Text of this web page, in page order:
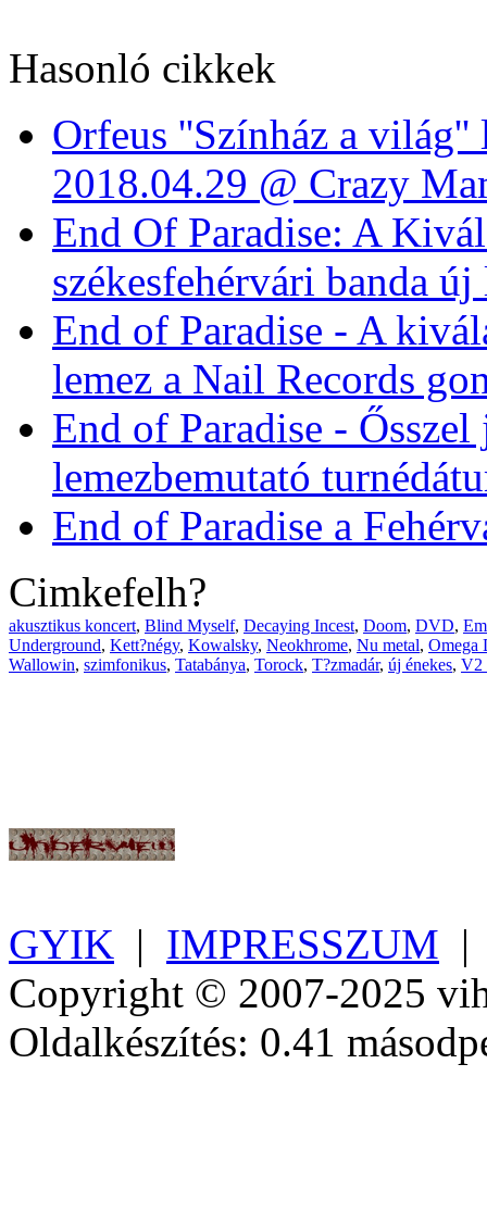
Hasonló cikkek
Orfeus ''Színház a
2018.04.29 @ Crazy
End Of Paradise: A
székesfehérvári banda új
End of Paradise - A
lemez a Nail Records
End of Paradise -
lemezbemutató
End of Paradise a
Cimkefelh?
akusztikus koncert, Blind Myself, Decaying Incest, Doom, DVD,
Underground, Kett?négy, Kowalsky, Neokhrome, Nu metal, Omega
Wallowin, szimfonikus, Tatabánya, Torock, T?zmadár, új énekes, V2
GYIK | IMPRESSZUM
Copyright © 2007-2025
Oldalkészítés: 0.41